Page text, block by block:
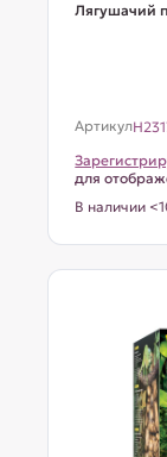
Лягушачий
Артикул
для
В наличии